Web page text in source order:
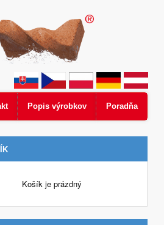
Popis výrobkov Poradňa
Košík je prázdný